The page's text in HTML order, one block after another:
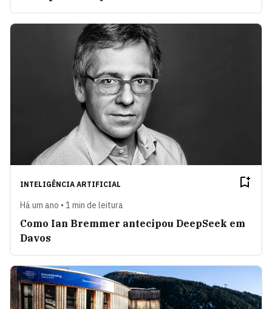
INTELIGÊNCIA ARTIFICIAL
Há um ano • 1 min de leitura
Como Ian Bremmer antecipou DeepSeek em
Davos